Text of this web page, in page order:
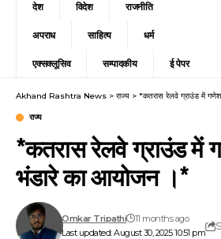
देश विदेश राजनीति
अपराध साहित्य धर्म
एक्सक्लूसिव सम्पादकीय ई पेपर
Akhand Rashtra News > राज्य > *कतरास रेलवे ग्राउंड में
राज्य
*कतरास रेलवे ग्राउंड में
भंडारे का आयोजन ।*
Last updated: August 30, 2025 10:51 pm
Omkar Tripathi 11 months ago